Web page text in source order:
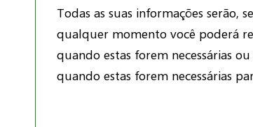
Todas as suas informações serão,
qualquer momento você poderá
quando estas forem necessárias
quando estas forem necessárias